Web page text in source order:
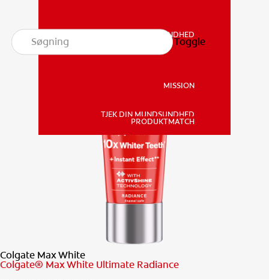
MUNDSUNDHED
TJEK DIN MUNDSUNDHED
MUNDSUNDHED
MISSION
TJEK DIN MUNDSUNDHED
PRODUKTMATCH
Toggle
Colgate Max White
Colgate® Max White Ultimate Radiance